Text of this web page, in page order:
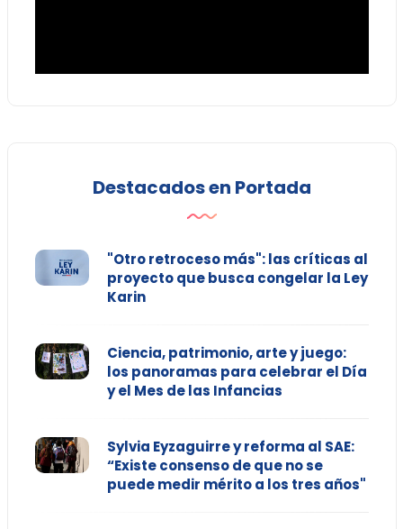
Destacados en Portada
"Otro retroceso más": las críticas al
proyecto que busca congelar la Ley
Karin
Ciencia, patrimonio, arte y juego:
los panoramas para celebrar el Día
y el Mes de las Infancias
Sylvia Eyzaguirre y reforma al SAE:
“Existe consenso de que no se
puede medir mérito a los tres años"